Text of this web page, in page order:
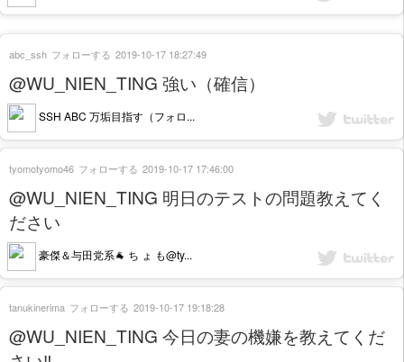
@WU_NIEN_TING 強い（確信）
SSH ABC 万垢目指す（フォロ...
abc_ssh フォローする 2019-10-17 18:27:49
@WU_NIEN_TING 明日のテストの問題教えてく
ださい
豪傑＆与田党系🐐 ち ょ も@ty...
tyomotyomo46 フォローする 2019-10-17 17:46:00
@WU_NIEN_TING 今日の妻の機嫌を教えてくだ
tanukinerima フォローする 2019-10-17 19:18:28